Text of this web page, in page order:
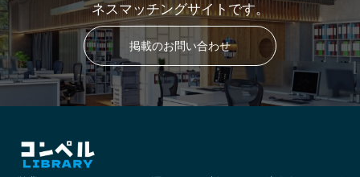
ネスマッチングサイトです。
掲載のお問い合わせ